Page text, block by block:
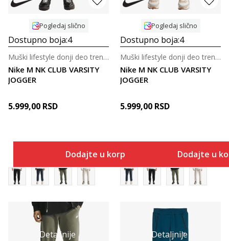
Pogledaj slično
Dostupno boja:4
Nike M NK CLUB VARSITY
JOGGER
Muški lifestyle donji deo trenerke
5.999,00 RSD
Dodajte u korpu
Pogledaj slično
Dostupno boja:4
Nike M NK CLUB VARSITY
JOGGER
Muški lifestyle donji deo trenerke
5.999,00 RSD
Dodajte u
Detaljnije
Detaljnije